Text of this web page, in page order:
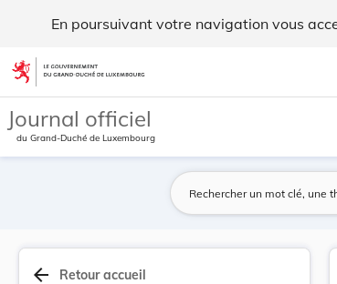
En poursuivant votre navigation vous
Aller au contenu
Journal officiel
du Grand-Duché de Luxembourg
arrow_back Retour accueil